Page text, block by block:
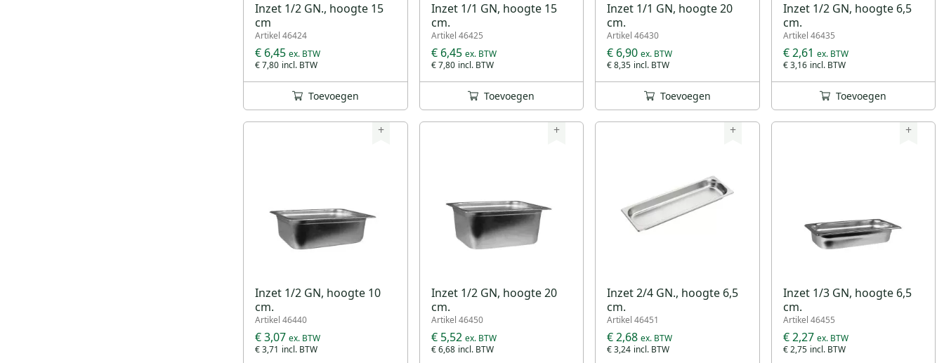
Inzet 1/2 GN., hoogte 15
cm
Artikel 46424
€ 7,80
€ 6,45
Toevoegen
Inzet 1/1 GN, hoogte 15
cm.
Artikel 46425
€ 7,80
€ 6,45
Toevoegen
Inzet 1/1 GN, hoogte 20
cm.
Artikel 46430
€ 8,35
€ 6,90
Toevoegen
Inzet 1/2 GN, hoogte 6,5
cm.
Artikel 46435
€ 3,16
€ 2,61
Toevoegen
+
Inzet 1/2 GN, hoogte 10
cm.
Artikel 46440
€ 3,71
€ 3,07
+
Inzet 1/2 GN, hoogte 20
cm.
Artikel 46450
€ 6,68
€ 5,52
+
Inzet 2/4 GN., hoogte 6,5
cm.
Artikel 46451
€ 3,24
€ 2,68
+
Inzet 1/3 GN, hoogte 6,5
cm.
Artikel 46455
€ 2,75
€ 2,27